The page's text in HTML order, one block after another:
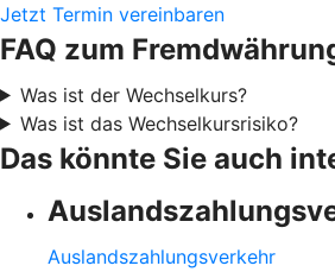
Jetzt Termin vereinbaren
FAQ zum
Was ist der Wechselkurs?
Was ist das Wechselkursrisiko?
Das könnte Sie auch
Auslandszahlungsverkehr